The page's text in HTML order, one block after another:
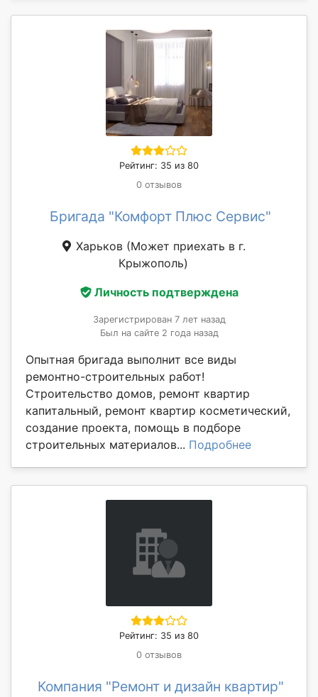
Рейтинг: 35 из 80
0 отзывов
Бригада "Комфорт Плюс Сервис"
Харьков (Может приехать в г.
Крыжополь)
Личность подтверждена
Зарегистрирован 7 лет назад
Был на сайте 2 года назад
Опытная бригада выполнит все виды
ремонтно-строительных работ!
Строительство домов, ремонт квартир
капитальный, ремонт квартир косметический,
создание проекта, помощь в подборе
строительных материалов... Подробнее
Рейтинг: 35 из 80
0 отзывов
Компания "Ремонт и дизайн квартир"